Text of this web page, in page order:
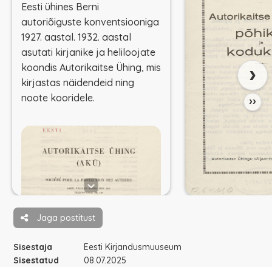
Eesti ühines Berni
autoriõiguste konventsiooniga
1927. aastal. 1932. aastal
asutati kirjanike ja heliloojate
koondis Autorikaitse Ühing, mis
kirjastas näidendeid ning
noote kooridele.
Nimekiri - (Kivike, PDF)
››
›
Jaga postitust
Sisestaja
Eesti Kirjandusmuuseum
Sisestatud
08.07.2025